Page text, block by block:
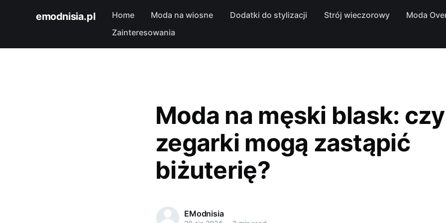
emodnisia.pl Home Moda na wiosne Dodatki do stylizacji Strój wieczorowy
Moda
Zainteresowania
Moda na męski blask: czy
zegarki mogą zastąpić
biżuterię?
EModnisia